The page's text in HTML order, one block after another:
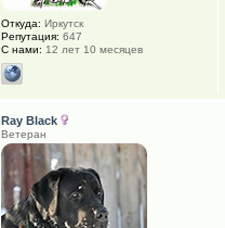
Откуда: Иркутск
Репутация: 647
С нами: 12 лет 10 месяцев
Ray Black
Ветеран